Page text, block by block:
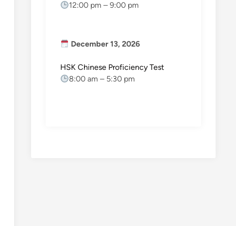
12:00 pm – 9:00 pm
December 13, 2026
HSK Chinese Proficiency Test
8:00 am – 5:30 pm